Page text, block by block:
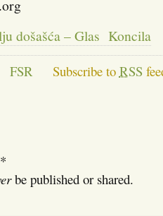
došašća – Glas Koncila
FSR Subscribe to RSS
*
be published or shared.